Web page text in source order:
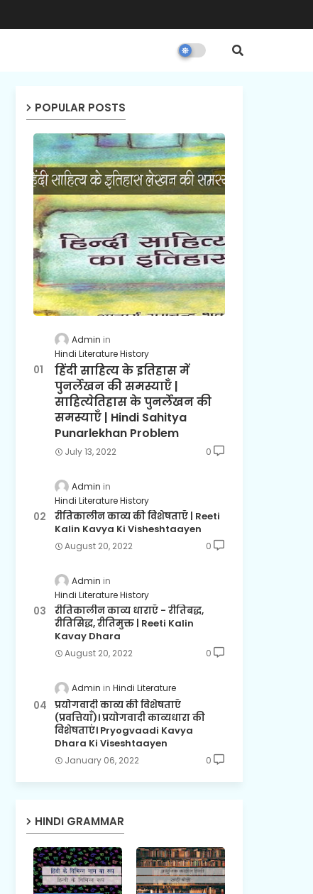
POPULAR POSTS
Admin
Hindi Literature History
हिंदी साहित्य के इतिहास में
पुनर्लेखन की समस्याएँ |
साहित्येतिहास के पुनर्लेखन की
समस्याएँ | Hindi Sahitya
Punarlekhan Problem
July 13, 2022 0
Admin
Hindi Literature History
रीतिकालीन काव्य की विशेषताएँ | Reeti
Kalin Kavya Ki Visheshtaayen
August 20, 2022 0
Admin
Hindi Literature History
रीतिकालीन काव्य धाराएँ - रीतिबद्ध,
रीतिसिद्ध, रीतिमुक्त | Reeti Kalin
Kavay Dhara
August 20, 2022 0
Admin Hindi Literature
प्रयोगवादी काव्य की विशेषताएँ
(प्रवत्तियाँ)। प्रयोगवादी काव्यधारा की
विशेषताएं। Pryogvaadi Kavya
Dhara Ki Viseshtaayen
January 06, 2022 0
HINDI GRAMMAR